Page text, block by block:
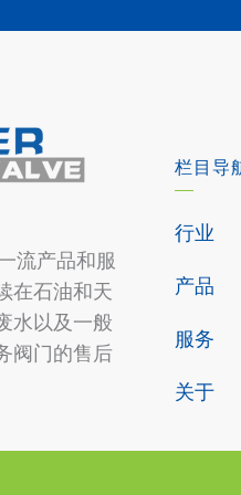
一流产品和服
在石油和天
水以及一般
阀门的售后
栏目导
行业
产品
服务
关于